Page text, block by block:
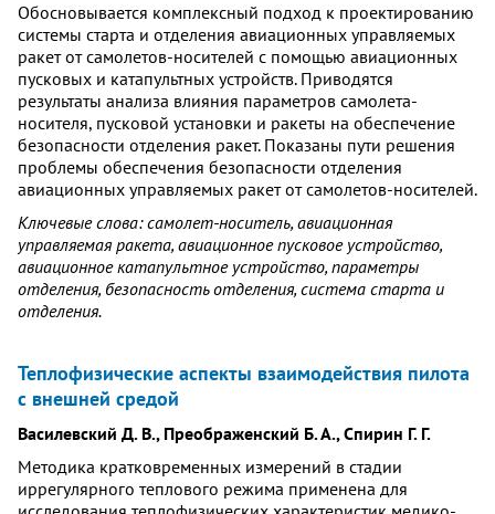
Обосновывается комплексный подход к проектированию
системы старта и отделения авиационных управляемых
ракет от самолетов-носителей с помощью авиационных
пусковых и катапультных устройств. Приводятся
результаты анализа влияния параметров самолета-
носителя, пусковой установки и ракеты на обеспечение
безопасности отделения ракет. Показаны пути решения
проблемы обеспечения безопасности отделения
авиационных управляемых ракет от самолетов-носителей.
Ключевые слова: самолет-носитель, авиационная
управляемая ракета, авиационное пусковое устройство,
авиационное катапультное устройство, параметры
отделения, безопасность отделения, система старта и
отделения.
Теплофизические аспекты взаимодействия пилота
с внешней средой
Василевский Д. В., Преображенский Б. А., Спирин Г. Г.
Методика кратковременных измерений в стадии
иррегулярного теплового режима применена для